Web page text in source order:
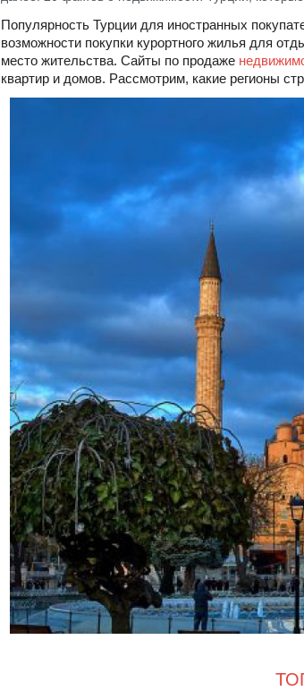
Популярность Турции для иностранных
возможности покупки курортного жилья для
место жительства. Сайты по продаже
квартир и домов. Рассмотрим, какие регионы